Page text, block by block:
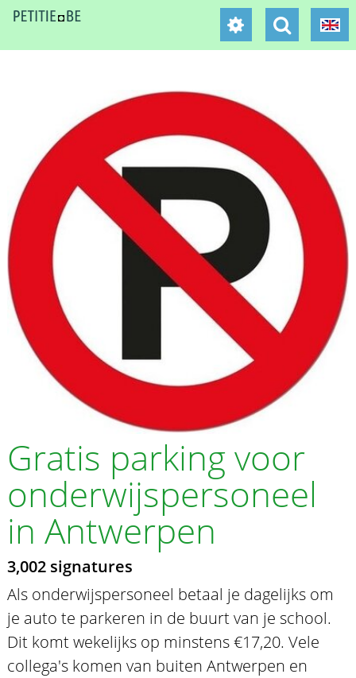
Gratis parking voor
onderwijspersoneel
in Antwerpen
3,002 signatures
Als onderwijspersoneel betaal je dagelijks om
je auto te parkeren in de buurt van je school.
Dit komt wekelijks op minstens €17,20. Vele
collega's komen van buiten Antwerpen en